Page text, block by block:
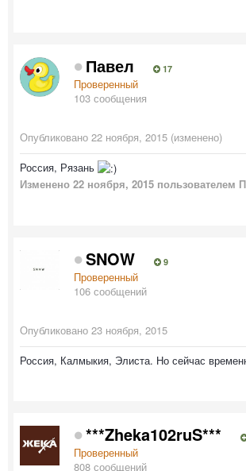
Павел 17
Проверенный
103 сообщения
Опубликовано 22 ноября, 2015 (изменено)
Россия, Рязань
Изменено 22 ноября, 2015 пользователем
SNOW 9
Проверенный
106 сообщений
Опубликовано 23 ноября, 2015
Россия, Калмыкия, Элиста. Но сейчас
***Zheka102ruS***
Проверенный
808 сообщений